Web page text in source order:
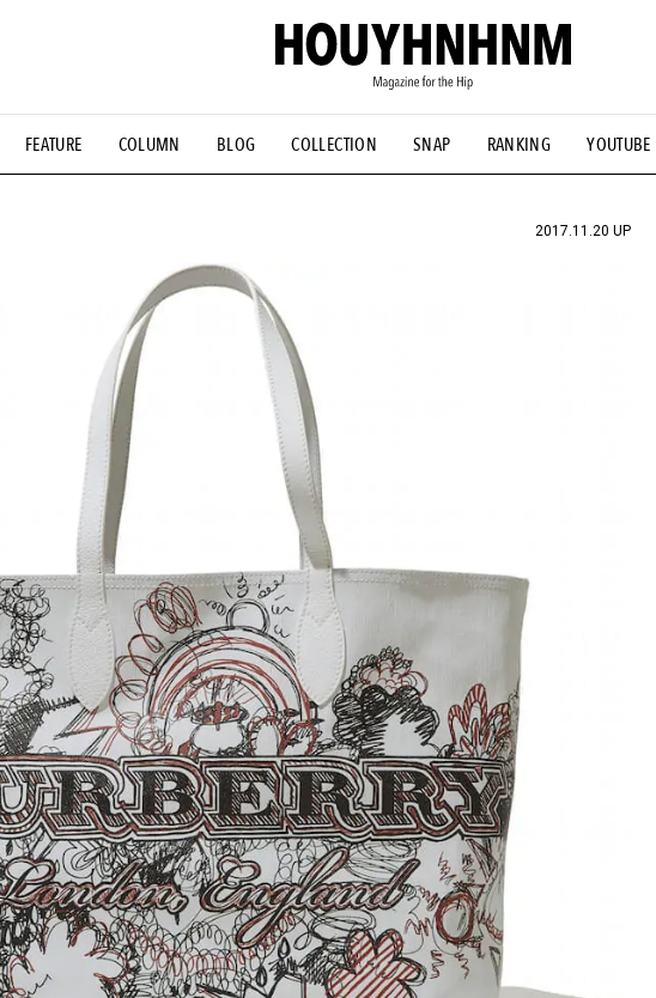
FEATURE COLUMN BLOG COLLECTION SNAP RANKING YOUTUBE
#ESSENTIAL DESIGNS #古着サミット #NEW VINTAGE #マイナーグッド図鑑
#Commune H #FOCUS IT #AH.H #ととけん #FASHION #MUSIC
2017.11.20 UP